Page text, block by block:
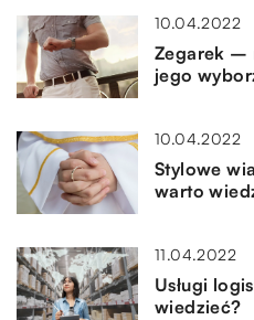
10.04.2022
Zegarek –
jego
10.04.2022
Stylowe
warto
11.04.2022
Usługi
wiedzieć?